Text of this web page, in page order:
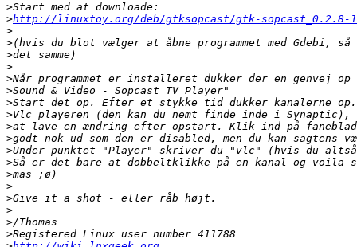
>
>http://linuxtoy.org/deb/gtksopcast/gtk-sopcast_0.2.8-
>
>
>
>
>
>
>
>
>
>
>
>
>
>
>
>
>
>